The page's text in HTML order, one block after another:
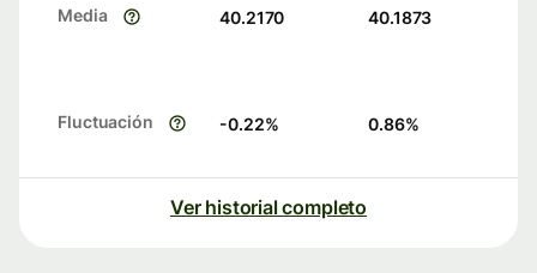
Media 40.2170 40.1873
Fluctuación -0.22% 0.86%
Ver historial completo